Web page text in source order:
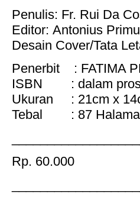
Penulis: Fr. Rui Da
Editor: Antonius
Desain Cover/Tata
Penerbit : FATIMA
ISBN : dalam
Ukuran : 21cm x
Tebal : 87
Rp. 60.000